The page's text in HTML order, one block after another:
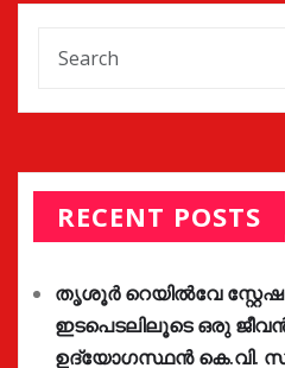
RECENT POSTS
തൃശൂർ റെയിൽവേ
ഇടപെടലിലൂടെ ഒരു
ഉദ്യോഗസ്ഥൻ കെ.വി.